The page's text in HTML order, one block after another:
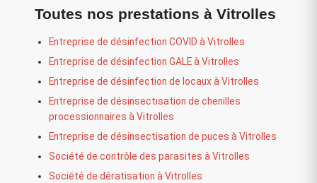
Toutes nos prestations à Vitrolles
Entreprise de désinfection COVID à Vitrolles
Entreprise de désinfection GALE à Vitrolles
Entreprise de désinfection de locaux à Vitrolles
Entreprise de désinsectisation de chenilles
processionnaires à Vitrolles
Entreprise de désinsectisation de puces à Vitrolles
Société de contrôle des parasites à Vitrolles
Société de dératisation à Vitrolles